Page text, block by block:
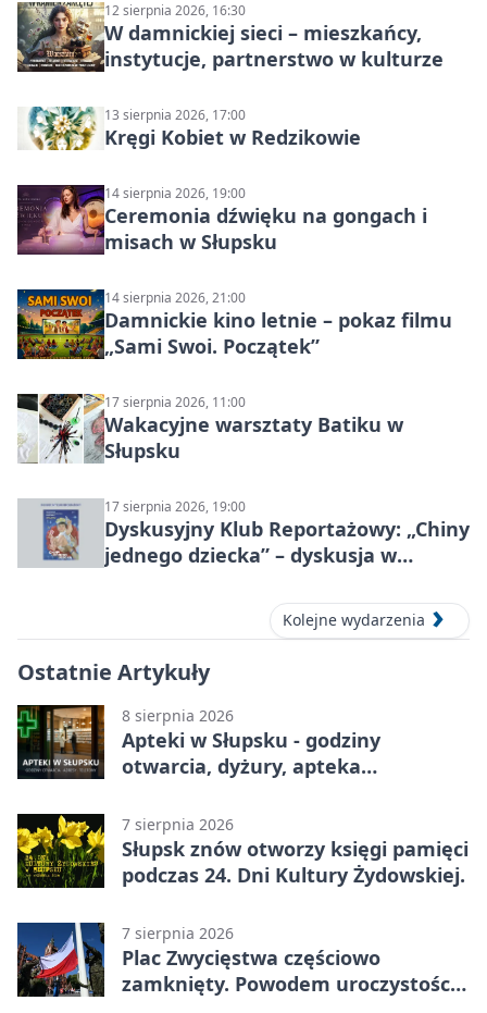
12 sierpnia 2026, 16:30
W damnickiej sieci – mieszkańcy,
instytucje, partnerstwo w kulturze
13 sierpnia 2026, 17:00
Kręgi Kobiet w Redzikowie
14 sierpnia 2026, 19:00
Ceremonia dźwięku na gongach i
misach w Słupsku
14 sierpnia 2026, 21:00
Damnickie kino letnie – pokaz filmu
„Sami Swoi. Początek”
17 sierpnia 2026, 11:00
Wakacyjne warsztaty Batiku w
Słupsku
17 sierpnia 2026, 19:00
Dyskusyjny Klub Reportażowy: „Chiny
jednego dziecka” – dyskusja w
Kolejne wydarzenia
Ostatnie Artykuły
8 sierpnia 2026
Apteki w Słupsku - godziny
otwarcia, dyżury, apteka
7 sierpnia 2026
Słupsk znów otworzy księgi pamięci
podczas 24. Dni Kultury Żydowskiej.
7 sierpnia 2026
Plac Zwycięstwa częściowo
zamknięty. Powodem uroczystości